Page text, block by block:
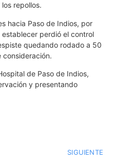
repollos.
hacia Paso de Indios, por
perdió el control
quedando rodado a 50
consideración.
de Paso de Indios,
y presentando
SIGUIENTE